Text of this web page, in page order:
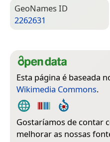
Geo­Names ID
2262631
Esta página é baseada
Wikimedia Commons.
Gostaríamos de contar
melhorar as nossas